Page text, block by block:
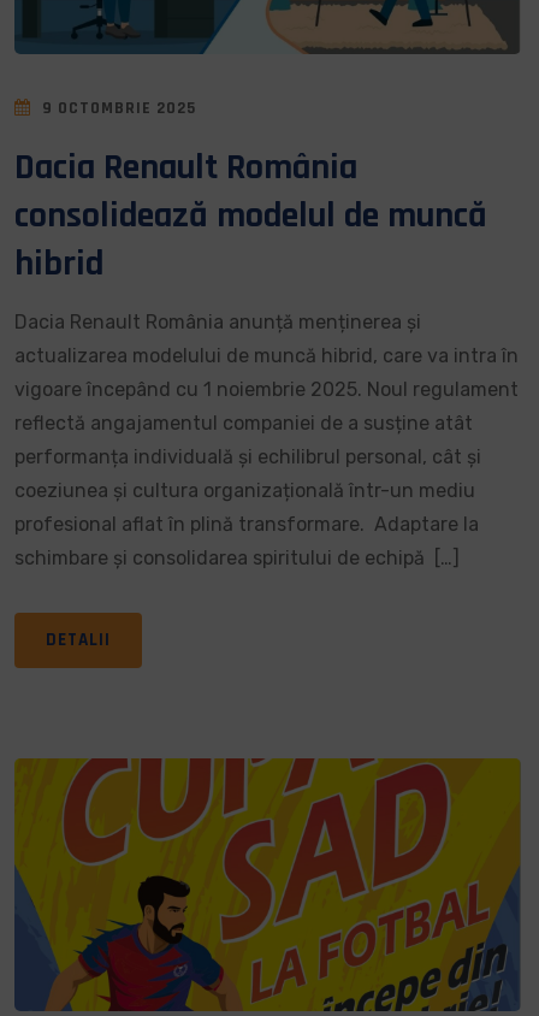
9 OCTOMBRIE 2025
Dacia Renault România
consolidează modelul de muncă
hibrid
Dacia Renault România anunță menținerea și
actualizarea modelului de muncă hibrid, care va intra în
vigoare începând cu 1 noiembrie 2025. Noul regulament
reflectă angajamentul companiei de a susține atât
performanța individuală și echilibrul personal, cât și
coeziunea și cultura organizațională într-un mediu
profesional aflat în plină transformare. Adaptare la
schimbare și consolidarea spiritului de echipă […]
DETALII